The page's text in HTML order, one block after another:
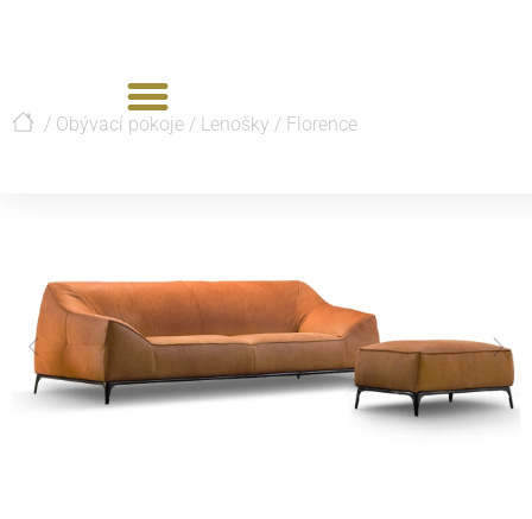
/ Obývací pokoje / Lenošky / Florence